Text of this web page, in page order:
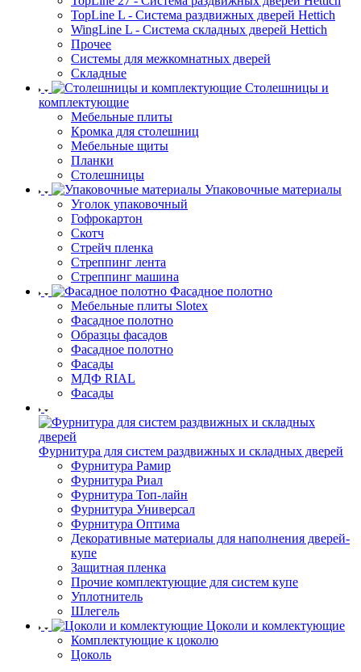
TopLine L - Система раздвижных дверей Hettich
WingLine L - Система складных дверей Hettich
Прочее
Системы для межкомнатных дверей
Складные
Столешницы и
комплектующие
Мебельные плиты
Кромка для столешниц
Мебельные щиты
Планки
Столешницы
Упаковочные материалы
Уголок упаковочный
Гофрокартон
Скотч
Стрейч пленка
Стреппинг лента
Стреппинг машина
Фасадное полотно
Мебельные плиты Slotex
Фасадное полотно
Образцы фасадов
Фасадное полотно
Фасады
МДФ RIAL
Фасады
Фурнитура для систем раздвижных и складных дверей
Фурнитура Рамир
Фурнитура Риал
Фурнитура Топ-лайн
Фурнитура Универсал
Фурнитура Оптима
Декоративные материалы для наполнения дверей-
купе
Защитная пленка
Прочие комплектующие для систем купе
Уплотнитель
Шлегель
Цоколи и комлектующие
Комплектующие к цоколю
Цоколь